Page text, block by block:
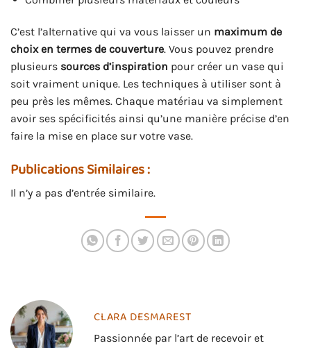
C’est l’alternative qui va vous laisser un maximum de
choix en termes de couverture. Vous pouvez prendre
plusieurs sources d’inspiration pour créer un vase qui
soit vraiment unique. Les techniques à utiliser sont à
peu près les mêmes. Chaque matériau va simplement
avoir ses spécificités ainsi qu’une manière précise d’en
faire la mise en place sur votre vase.
Publications Similaires :
Il n’y a pas d’entrée similaire.
CLARA DESMAREST
Passionnée par l’art de recevoir et